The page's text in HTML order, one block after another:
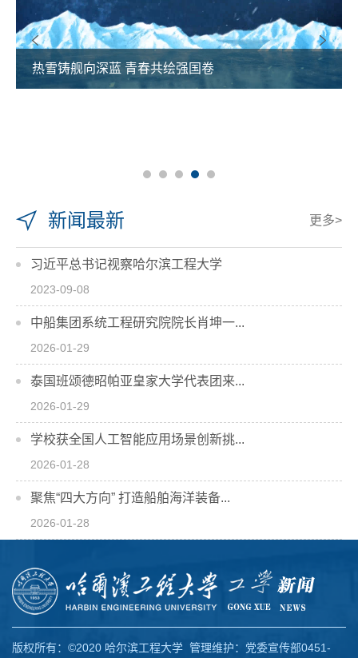
哈工程举行第十六届合唱与重唱比赛
新闻最新 更多>
习近平总书记视察哈尔滨工程大学
2023-09-08
中船集团系统工程研究院院长肖坤一...
2026-01-29
泰国班颂德昭帕亚皇家大学代表团来...
2026-01-29
学校获全国人工智能应用场景创新挑...
2026-01-28
聚焦“四大方向” 打造船舶海洋装备...
2026-01-28
版权所有：©2020 哈尔滨工程大学 管理维护：党委宣传部0451-